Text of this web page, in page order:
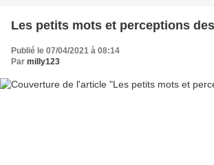
Les petits mots et perceptions
Publié le 07/04/2021 à 08:14
Par milly123